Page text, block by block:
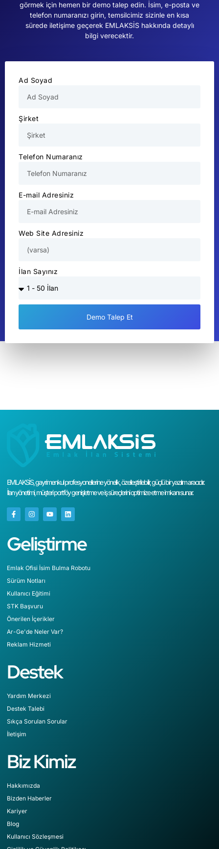
görmek için hemen bir demo talep edin. İsim, e-posta ve
telefon numaranızı girin, temsilcimiz sizinle en kısa
sürede iletişime geçerek EMLAKSİS hakkında detaylı
bilgi verecektir.
Ad Soyad
Şirket
Telefon Numaranız
E-mail Adresiniz
Web Site Adresiniz
İlan Sayınız
Demo Talep Et
EMLAKSİS, gayrimenkul profesyonellerine yönelik, özelleştirilebilir, güçlü bir yazılım aracıdır.
İlan yönetimi, müşteri portföy genişletme ve iş süreçlerini optimize etme imkanı sunar.
Geliştirme
Emlak Ofisi İsim Bulma Robotu
Sürüm Notları
Kullanıcı Eğitimi
STK Başvuru
Önerilen İçerikler
Ar-Ge'de Neler Var?
Reklam Hizmeti
Destek
Yardım Merkezi
Destek Talebi
Sıkça Sorulan Sorular
İletişim
Biz Kimiz
Hakkımızda
Bizden Haberler
Kariyer
Blog
Kullanıcı Sözleşmesi